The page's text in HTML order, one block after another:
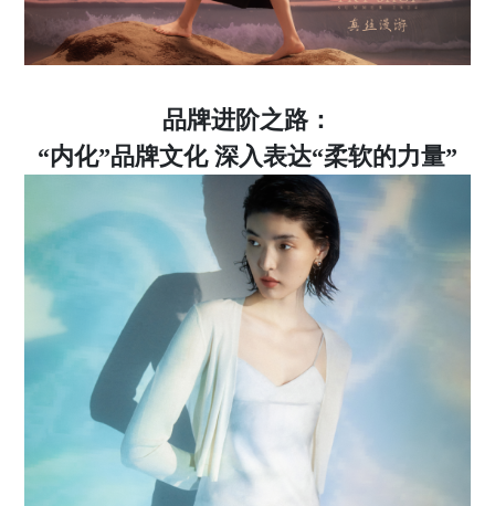
品牌进阶之路：
“内化”品牌文化 深入表达“柔软的力量”